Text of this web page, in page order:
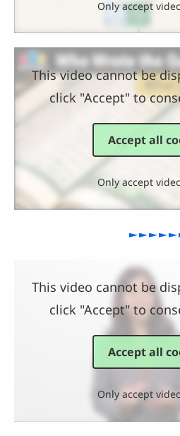
Only accept
This video cannot be
click "Accept" to
Accept all
Only accept
This video cannot be
click "Accept" to
Accept all
Only accept